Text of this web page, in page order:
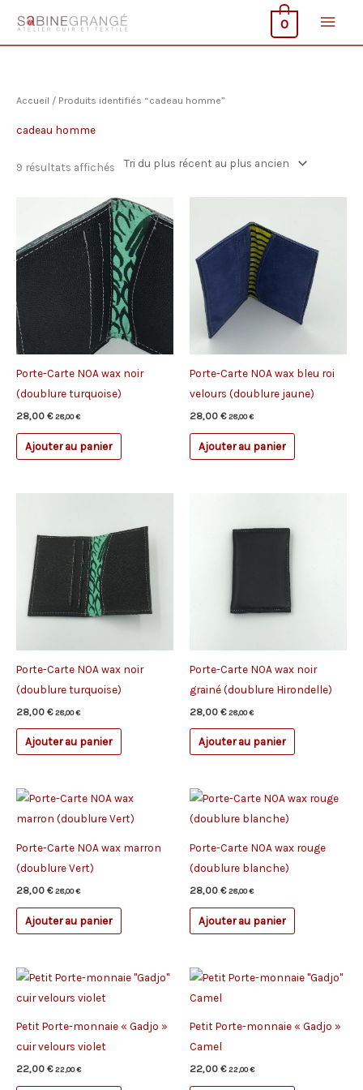
contenu
0
Accueil / Produits identifiés “cadeau homme”
cadeau homme
9 résultats affichés Trié
récent
au
plus
ancien
Porte-Carte NOA wax noir
(doublure turquoise)
28,00 € 28,00€
Ajouter au panier
Porte-Carte NOA wax bleu roi
velours (doublure jaune)
28,00 € 28,00€
Ajouter au panier
Porte-Carte NOA wax noir
(doublure turquoise)
28,00 € 28,00€
Ajouter au panier
Porte-Carte NOA wax noir
grainé (doublure Hirondelle)
28,00 € 28,00€
Ajouter au panier
Porte-Carte NOA wax marron
(doublure Vert)
28,00 € 28,00€
Ajouter au panier
Porte-Carte NOA wax rouge
(doublure blanche)
28,00 € 28,00€
Ajouter au panier
Petit Porte-monnaie « Gadjo »
cuir velours violet
22,00 € 22,00€
Petit Porte-monnaie « Gadjo »
Camel
22,00 € 22,00€